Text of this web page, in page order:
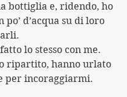
bottiglia e, ridendo, ho
po’ d’acqua su di loro
lo stesso con me.
ripartito, hanno urlato
per incoraggiarmi.